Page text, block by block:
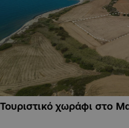
Τουριστικό χωράφι στο